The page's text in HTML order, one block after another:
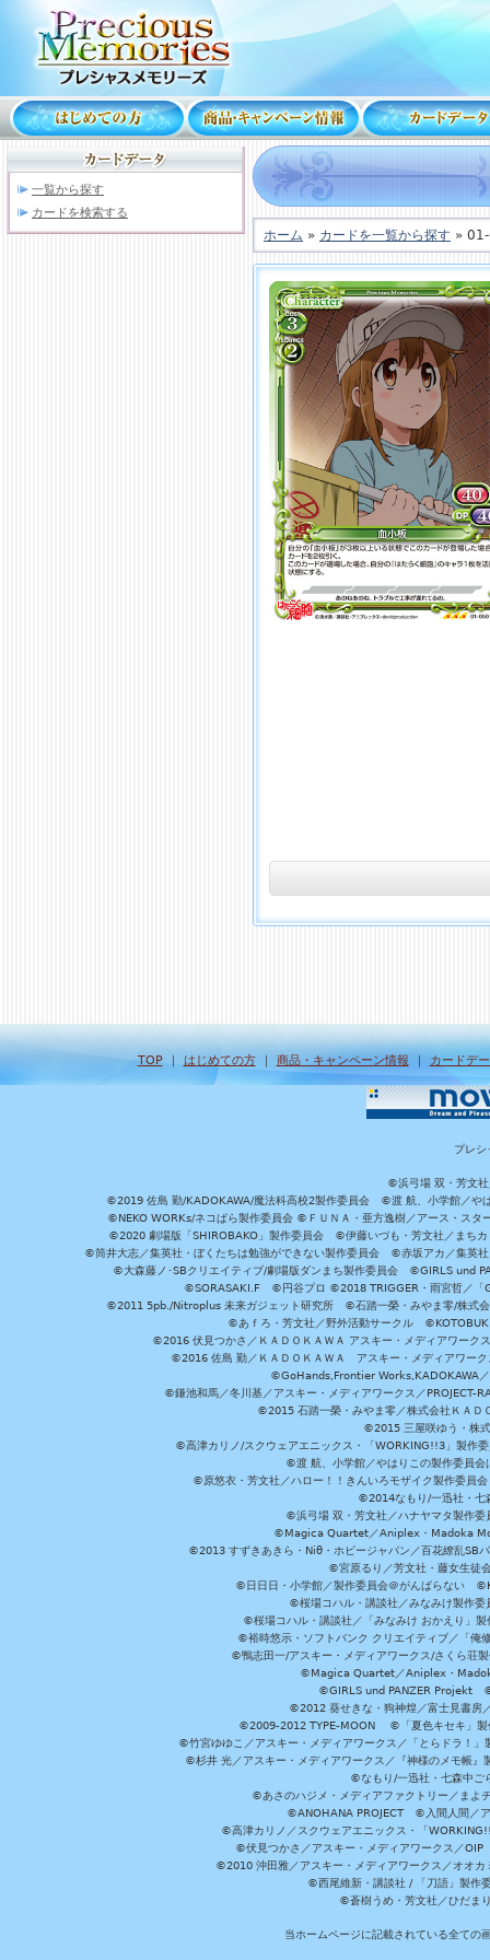
一覧から探す
カードを検索する
ホーム » カードを一覧から探す »
TOP｜ はじめての方｜ 商品・キャンペーン情報 ｜ カードデ
プレシ
©浜弓場 双・芳文社
©2019 佐島 勤/KADOKAWA/魔法科高校2製作委員会 ©渡 航、小学館／や
©NEKO WORKs/ネコぱら製作委員会 ©ＦＵＮＡ・亜方逸樹／アース・ス
©2020 劇場版「SHIROBAKO」製作委員会 ©伊藤いづも・芳文社／まち
©筒井大志／集英社・ぼくたちは勉強ができない製作委員会 ©赤坂アカ／集英
©大森藤ノ･SBクリエイティブ/劇場版ダンまち製作委員会 ©GIRLS und
©SORASAKI.F ©円谷プロ ©2018 TRIGGER・雨宮哲／
©2011 5pb./Nitroplus 未来ガジェット研究所 ©石踏一榮・みやま零/株式
©あｆろ・芳文社／野外活動サークル
©2016 伏見つかさ／ＫＡＤＯＫＡＷＡ アスキー・メディアワー
©2016 佐島 勤／ＫＡＤＯＫＡＷＡ アスキー・メディアワ
©GoHands,Frontier Works,KADOKAWA
©鎌池和馬／冬川基／アスキー・メディアワークス／
©2015 石踏一榮・みやま零／株式会社ＫＡＤ
©2015 三屋咲ゆう・株
©高津カリノ/スクウェアエニックス・「WORKING!!3」製作
©渡 航、小学館／やはりこの製作委員
©原悠衣・芳文社／ハロー！！きんいろモザイク製作委員
©2014なもり/一迅社・
©浜弓場 双・芳文社／ハナヤマタ製作
©Magica Quartet／Aniplex・Madoka
©2013 すずきあきら・Niθ・ホビージャパン／百花繚乱
©宮原るり／芳文社・藤女生徒
©日日日・小学館／製作委員会＠がんばらない
©桜場コハル・講談社／みなみけ製作
©桜場コハル・講談社／「みなみけ おかえり」
©裕時悠示・ソフトバンク クリエイティブ／「
©鴨志田一/アスキー・メディアワークス/さく
©Magica Quartet／Aniplex・
©GIRLS und PANZER Projekt ©
©2012 葵せきな・狗神煌／富士見書
©2009-2012 TYPE-MOON ©「夏色キセキ」製
©竹宮ゆゆこ／アスキー・メディアワークス／「とらドラ！
©杉井 光／アスキー・メディアワークス／『神様のメモ帳
©なもり/一迅社・七森中
©あさのハジメ・メディアファクトリー／ま
©ANOHANA PROJECT ©入間人間／ア
©高津カリノ／スクウェアエニックス・「
©伏見つかさ／アスキー・メディアワークス／
©2010 沖田雅／アスキー・メディアワークス／オオ
©西尾維新・講談社 / 「刀語」製作
©蒼樹うめ・芳文社／ひだま
当ホームページに記載されている全ての